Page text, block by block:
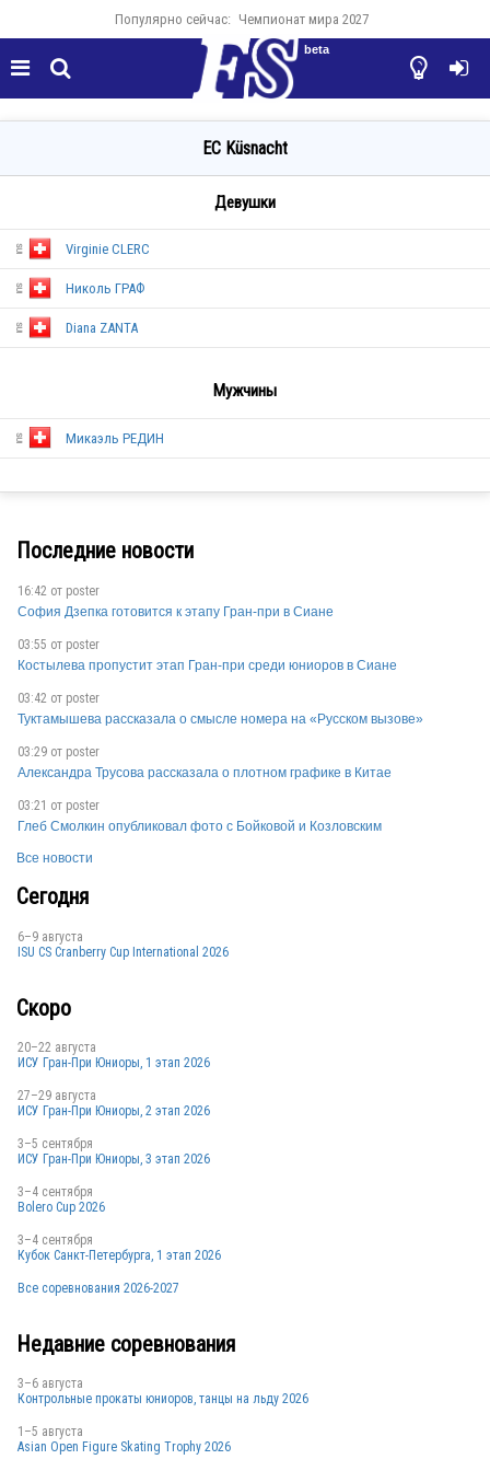
Популярно сейчас: Чемпионат мира 2027
  

beta
EC Küsnacht
Девушки
SUI
Virginie CLERC
Николь ГРАФ
SUI
Diana ZANTA
Мужчины
SUI
Микаэль РЕДИН
Последние новости
16:42 от poster
София Дзепка готовится к этапу Гран-при в Сиане
03:55 от poster
Костылева пропустит этап Гран-при среди юниоров в Сиане
03:42 от poster
Туктамышева рассказала о смысле номера на «Русском вызове»
03:29 от poster
Александра Трусова рассказала о плотном графике в Китае
03:21 от poster
Глеб Смолкин опубликовал фото с Бойковой и Козловским
Все новости
Сегодня
6–9 августа
ISU CS Cranberry Cup International 2026
Скоро
20–22 августа
ИСУ Гран-При Юниоры, 1 этап 2026
27–29 августа
ИСУ Гран-При Юниоры, 2 этап 2026
3–5 сентября
ИСУ Гран-При Юниоры, 3 этап 2026
3–4 сентября
Bolero Cup 2026
3–4 сентября
Кубок Санкт-Петербурга, 1 этап 2026
Все соревнования 2026-2027
Недавние соревнования
3–6 августа
Контрольные прокаты юниоров, танцы на льду 2026
1–5 августа
Asian Open Figure Skating Trophy 2026